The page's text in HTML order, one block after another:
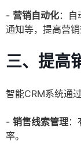
- 营销自动化：
通知等，提高营销
三、提高
智能CRM系统通
- 销售线索管理
率。